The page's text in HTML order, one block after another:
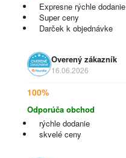
Expresne rýchle dodanie
Super ceny
Darček k objednávke
Overený zákazník
16.06.2026
100%
Odporúča obchod
rýchle dodanie
skvelé ceny